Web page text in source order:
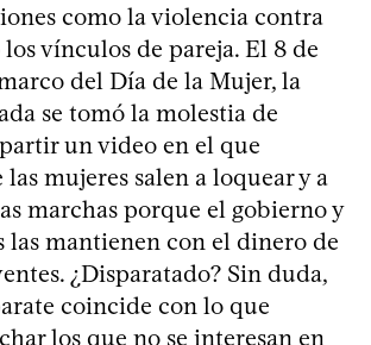
como la violencia contra
vínculos de pareja. El 8 de
del Día de la Mujer, la
se tomó la molestia de
un video en el que
mujeres salen a loquear y a
marchas porque el gobierno y
las mantienen con el dinero de
¿Disparatado? Sin duda,
coincide con lo que
los que no se interesan en